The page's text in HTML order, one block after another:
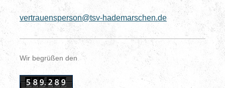
vertrauensperson@tsv-hademarschen.de
Wir begrüßen den